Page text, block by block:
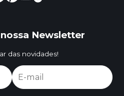
Newsletter
das novidades!